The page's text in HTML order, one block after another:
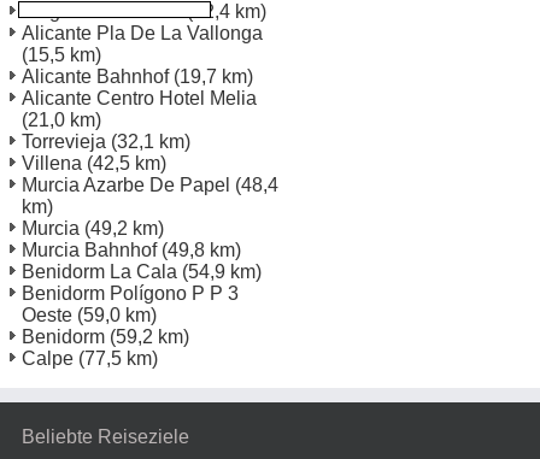
Flughafen Alicante(12,4 km)
Alicante Pla De La Vallonga
(15,5 km)
Alicante Bahnhof(19,7 km)
Alicante Centro Hotel Melia
(21,0 km)
Torrevieja (32,1 km)
Villena (42,5 km)
Murcia Azarbe De Papel (48,4
km)
Murcia (49,2 km)
Murcia Bahnhof(49,8 km)
Benidorm La Cala (54,9 km)
Benidorm Polígono P P 3
Oeste (59,0 km)
Benidorm (59,2 km)
Calpe (77,5 km)
Beliebte Reiseziele